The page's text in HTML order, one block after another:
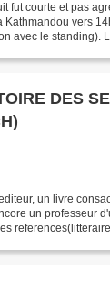
fut courte et pas
Kathmandou vers
avec le standing).
DES
un livre
un professeur